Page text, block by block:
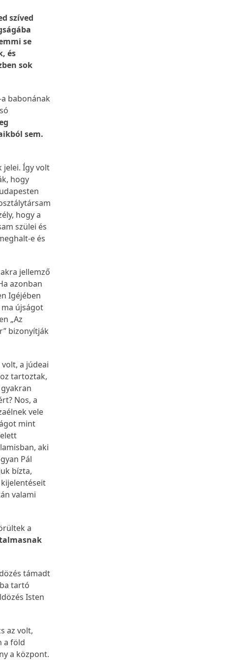
szíved
se
és
sok
babonának
sem.
jelei. Így volt
hogy
hogy a
szülei és
e és
jellemző
azonban
Igéjében
újságot
„Az
bizonyítják
a júdeai
tartoztak,
Nos, a
vele
mint
aki
Pál
bízta,
valami
a
támadt
tartó
Isten
az volt,
a föld
a központ.